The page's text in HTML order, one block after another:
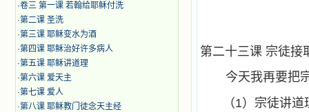
·卷三 第一课 若翰给耶稣付洗
·第二课 圣洗
·第三课 耶稣变水为酒
·第四课 耶稣治好许多病人
·第五课 耶稣讲道理
·第六课 爱天主
·第七课 爱人
·第八课 耶稣教门徒念天主经
第二十三课 宗徒接
今天我再要把
（1）宗徒讲道